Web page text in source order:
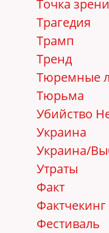
Точка
Трагедия
Трамп
Тренд
Тюремные
Тюрьма
Убийство
Украина
Украина/
Утраты
Факт
Фактчекинг
Фестиваль